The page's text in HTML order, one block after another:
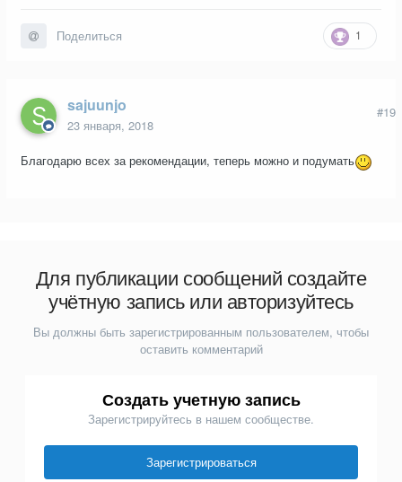
1
Поделиться
sajuunjo
23 января, 2018
#19
Благодарю всех за рекомендации, теперь можно и подумать
Для публикации сообщений создайте
учётную запись или авторизуйтесь
Вы должны быть зарегистрированным пользователем, чтобы
оставить комментарий
Создать учетную запись
Зарегистрируйтесь в нашем сообществе.
Зарегистрироваться